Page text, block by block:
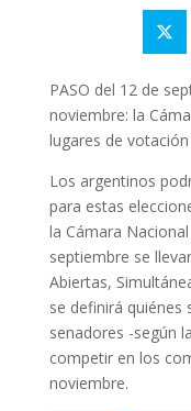
PASO del 12 de
noviembre: la
lugares de votación
Los argentinos
para estas
la Cámara
septiembre se
Abiertas,
se definirá quiénes
senadores -según
competir en los
noviembre.